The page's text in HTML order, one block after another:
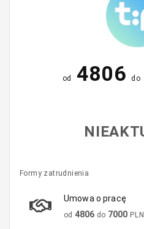
od 4806 do
Formy zatrudnienia
Umowa o pracę
od 4806 do 7000 PLN